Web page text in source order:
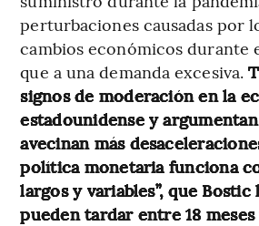
perturbaciones causadas por
cambios económicos durante
que a una demanda excesiva.
signos de moderación en la
estadounidense y
avecinan más
política monetaria funciona
largos y variables”, que
pueden tardar entre 18 meses